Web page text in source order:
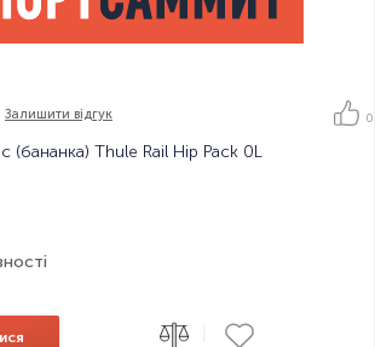
Залишити вiдгук 0
(бананка) Thule Rail Hip Pack 0L